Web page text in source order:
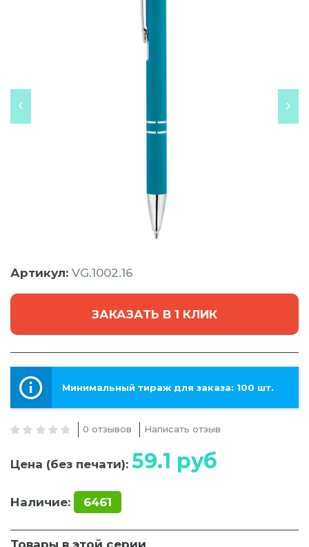
Артикул: VG.1002.16
ЗАКАЗАТЬ В 1 КЛИК
Минимальный тираж для заказа: 100 шт.
0 отзывов Написать отзыв
Цена (без печати): 59.1 руб
Наличие: 6461